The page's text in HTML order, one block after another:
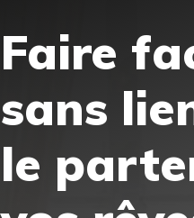
Faire
sans
le